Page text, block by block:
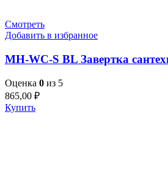
Смотреть
Добавить в избранное
MH-WC-S BL Завертка
Оценка 0 из 5
865,00 ₽
Купить